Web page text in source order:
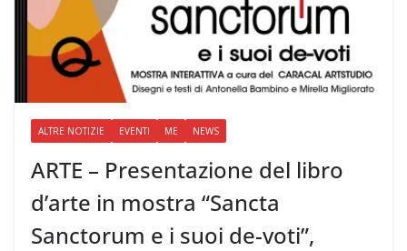
ALTRE NOTIZIE EVENTI ME NEWS
ARTE – Presentazione del libro
d’arte in mostra “Sancta
Sanctorum e i suoi de-voti”,